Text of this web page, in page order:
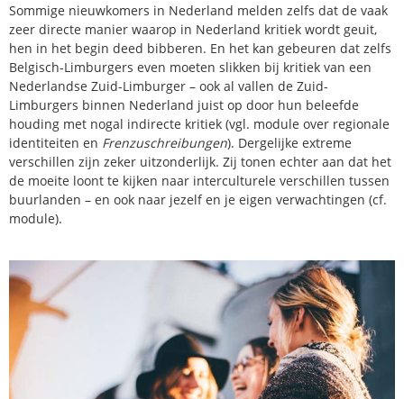
Sommige nieuwkomers in Nederland melden zelfs dat de vaak
zeer directe manier waarop in Nederland kritiek wordt geuit,
hen in het begin deed bibberen. En het kan gebeuren dat zelfs
Belgisch-Limburgers even moeten slikken bij kritiek van een
Nederlandse Zuid-Limburger – ook al vallen de Zuid-
Limburgers binnen Nederland juist op door hun beleefde
houding met nogal indirecte kritiek (vgl. module over regionale
identiteiten en Frenzuschreibungen). Dergelijke extreme
verschillen zijn zeker uitzonderlijk. Zij tonen echter aan dat het
de moeite loont te kijken naar interculturele verschillen tussen
buurlanden – en ook naar jezelf en je eigen verwachtingen (cf.
module).